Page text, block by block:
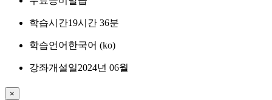
학습시간19시간 36분
학습언어 한국어 ‎(ko)‎
강좌개설일2024년 06월
×